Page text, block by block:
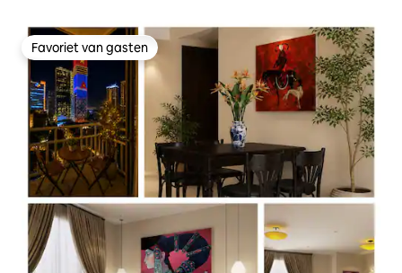
Favoriet van gasten
Favoriet van gasten